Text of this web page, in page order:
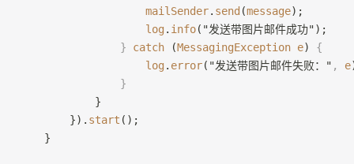
                    mailSender
. send (message);
                    log
. info("发送带图片邮件成功");
                }
catch (MessagingException e) {
                    log
. error("发送带图片邮件失败：" , e
                }
            }
        }).
start ();
    }